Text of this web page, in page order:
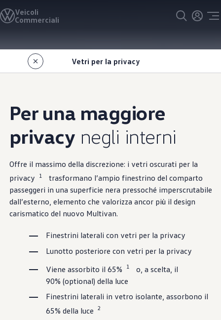
contenuto
principale
piè di
pagina
Veicoli
Commerciali
Modelli e configuratore
Caricare la configurazione
Offerte e acquisto
Promozioni per clienti privati
Promozioni per clienti commerciali
Cataloghi e listini prezzi
Servizi e garanzia
Leasing
Garanzia e prestazioni speciali
Assicurazioni
Clienti aziendali
Elettromobilità
Soluzioni di ricarica ed energia
e-Tools per ID. Buzz
Tecnologia
Servizio
Servizi e accessori
Servizio e riparazione
Riparazione
Sovrastrutture & allestimenti
Mobilità
Offerte di accessori
Ricambi Originali Volkswagen
Informazioni utili
Spie di controllo rosse
Vetri per la privacy
Per una maggiore
privacy negli interni
Offre il massimo della discrezione: i vetri oscurati per la
privacy
1
trasformano l’ampio finestrino del comparto
passeggeri in una superficie nera pressoché imperscrutabile
dall’esterno, elemento che valorizza ancor più il design
carismatico del nuovo Multivan.
Finestrini laterali con vetri per la privacy
Lunotto posteriore con vetri per la privacy
Viene assorbito il 65%
1
o, a scelta, il
90% (optional) della luce
Finestrini laterali in vetro isolante, assorbono il
65% della luce
2